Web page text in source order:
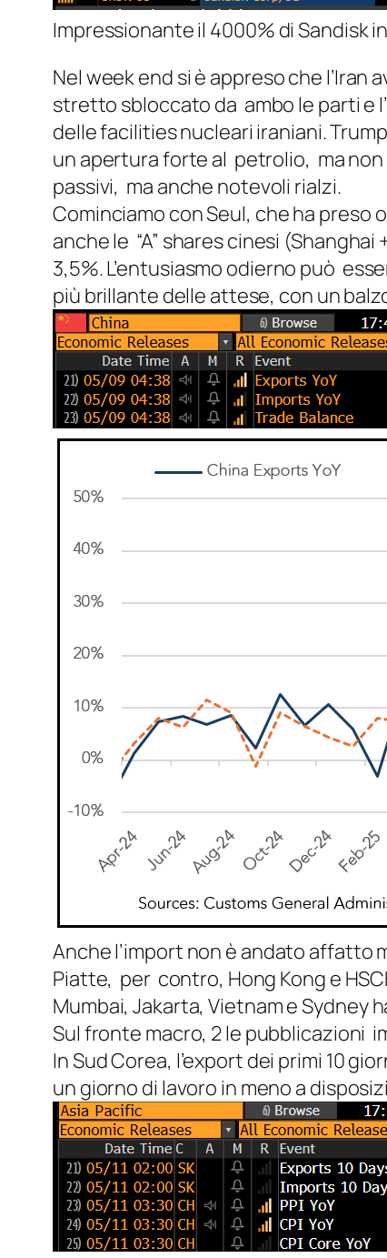
Impressionante il 4000% di Sandisk
Nel week end si è appreso che
stretto sbloccato da ambo le parti e
delle facilities nucleari iraniani.
un apertura forte al petrolio, ma
passivi, ma anche notevoli rialzi.
Cominciamo con Seul, che ha preso
anche le “A” shares cinesi
3,5%. L’entusiasmo odierno può
più brillante delle attese, con un
Anche l’import non è andato affatto
Piatte, per contro, Hong Kong e
Mumbai, Jakarta, Vietnam e Sydney
Sul fronte macro, 2 le pubblicazioni
In Sud Corea, l’export dei primi 10
un giorno di lavoro in meno a